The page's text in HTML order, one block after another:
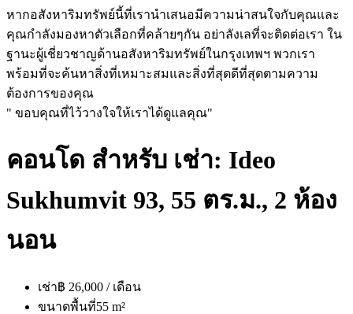
หากอสังหาริมทรัพย์นี้ที่เรานำเสนอมีความน่าสนใจกับคุณและ
คุณกำลังมองหาตัวเลือกที่คล้ายๆกัน อย่าลังเลที่จะติดต่อเรา ใน
ฐานะผู้เชี่ยวชาญด้านอสังหาริมทรัพย์ในกรุงเทพฯ พวกเรา
พร้อมที่จะค้นหาสิ่งที่เหมาะสมและสิ่งที่สุดดีที่สุดตามความ
ต้องการของคุณ
" ขอบคุณที่ไว้วางใจให้เราได้ดูแลคุณ"
คอนโด สำหรับ เช่า: Ideo
Sukhumvit 93, 55 ตร.ม., 2 ห้อง
นอน
เช่า฿ 26,000 / เดือน
ขนาดพื้นที่55 m²